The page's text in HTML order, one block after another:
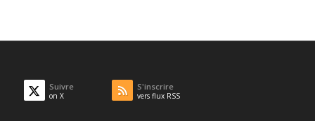
Suivre
on X
S'inscrire
vers flux RSS